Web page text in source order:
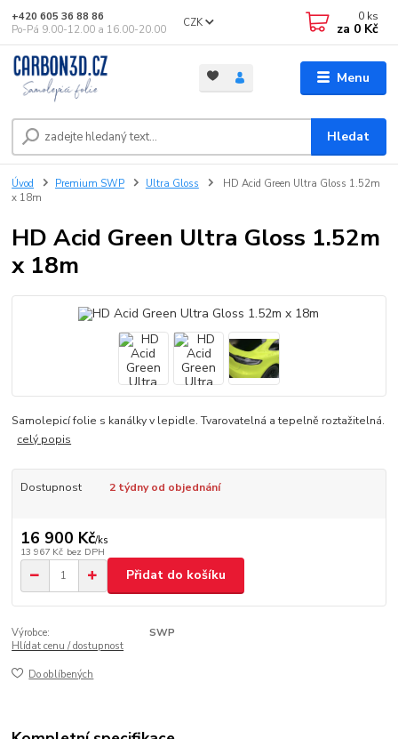
Menu
CZK
Hledat
+420 605 36 88 86
Po-Pá 9.00-12.00 a 16.00-20.00
0 ks
za 0 Kč
Úvod Premium SWP Ultra Gloss
HD Acid Green Ultra Gloss 1.52m
x 18m
HD Acid Green Ultra Gloss 1.52m
x 18m
Samolepicí folie s kanálky v lepidle. Tvarovatelná a tepelně roztažitelná.
celý popis
Dostupnost 2 týdny od objednání
16 900 Kč/ks
13 967 Kč bez DPH
Přidat do košíku
Výrobce:
SWP
Hlídat cenu / dostupnost
Do oblíbených